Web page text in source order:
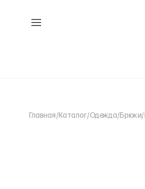
Главная/Каталог/Одежда/Брюки/